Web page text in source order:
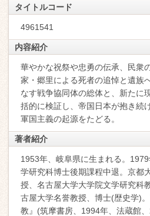
タイトルコード
4961541
内容紹介
華やかな祝祭や忠勇の伝承、民衆
家・郷里による死者の追悼と遺族
なす戦争協同体の総体と、新たに
括的に検証し、帝国日本が抱き続
軍国主義の起源をたどる。
著者紹介
1953年、岐阜県に生まれる。
学研究科博士後期課程中退。京都
授、名古屋大学大学院文学研究科
古屋大学名誉教授、博士(歴史学)
教』(筑摩書房、1994年、法蔵館